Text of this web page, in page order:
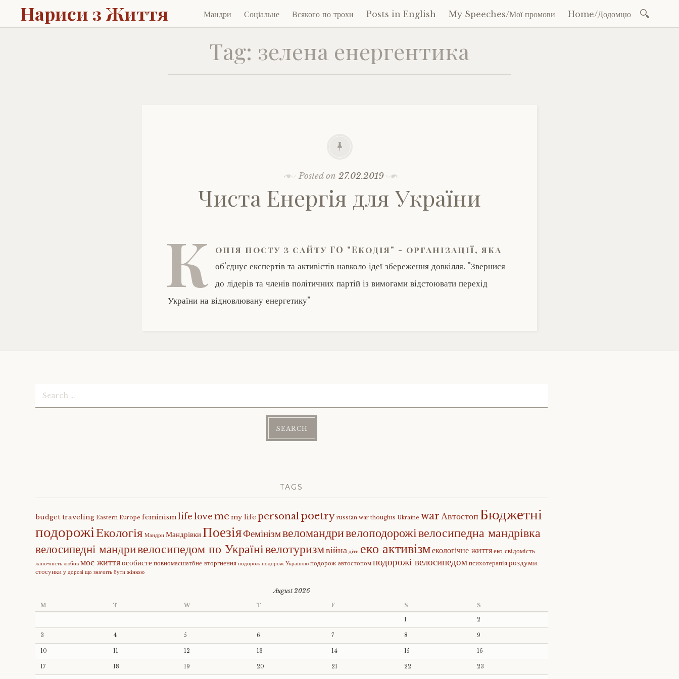
Нариси з Життя
Skip
to
content
Мандри Соціальне Всякого по трохи Posts in English My Speeches/Мої промови Home/Додомцю
Tag: зелена енергентика
Posted on 27.02.2019
Чиста Енергія для України
К опія посту з сайту ГО "Екодія" - організації, яка
об’єднує експертів та активістів навколо ідеї збереження довкілля. "Звернися
до лідерів та членів політичних партій із вимогами відстоювати перехід
України на відновлювану енергетику"
Search
for:
TAGS
budget traveling Eastern Europe feminismlife love me my life personalpoetry russian war thoughts Ukraine warАвтостопБюджетні
подорожіЕкологія Мандри МандрівкиПоезіяФемінізмвеломандривелоподорожівелосипедна мандрівка
велосипедні мандривелосипедом по Українівелотуризмвійна діти еко активізмекологічне життяеко свідомість
жіночність любов моє життяособисте повномасшатбне вторгнення подорож подорож Україною подорож автостопомподорожі велосипедомпсихотерапіяроздуми
стосунки у дорозі що значить бути жінкою
August 2026
M T W T F S S
1 2
3 4 5 6 7 8 9
10 11 12 13 14 15 16
17 18 19 20 21 22 23